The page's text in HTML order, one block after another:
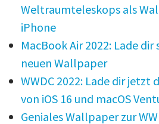
Weltraumteleskops als
iPhone
MacBook Air 2022: Lade
neuen Wallpaper
WWDC 2022: Lade dir jetzt
von iOS 16 und macOS
Geniales Wallpaper zur